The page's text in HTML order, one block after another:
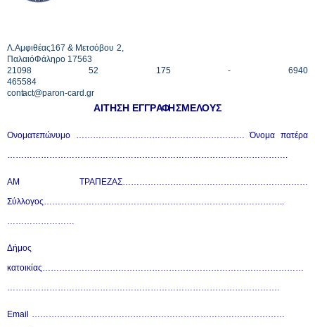
Λ.Αμφιθέας167 & Μετσόβου 2,
ΠαλαιόΦάληρο 17563
2109852 175 - 6940
465584
contact@paron-card .gr
ΑΙΤΗΣΗ ΕΓΓΡΑΦΗΣΜΕΛΟΥΣ
Ονοματεπώνυμο …………………………………………………… Όνομα πατέρα
……………………………………………………………………………………….
ΑΜ ΤΡΑΠΕΖΑΣ…………………………………………………………
Σύλλογος…………………………………………………………………………..
……………………
Δήμος
κατοικίας…………………………………………………………………………………
…………………………………………………………………………………….
Email